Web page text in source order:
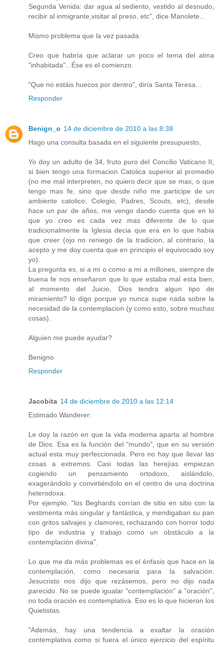
Segunda Venida: dar agua al sediento, vestido al desnudo,
recibir al inmigrante,visitar al preso, etc", dice Manolete...
Mismo problema que la vez pasada.
Creo que habría que aclarar un poco el tema del alma
"inhabitada"...Ése es el comienzo.
"Que no estáis huecos por dentro", diría Santa Teresa...
Responder
Benign_o 14 de diciembre de 2010 a las 8:38
Hago una consulta basada en el siguiente presupuesto,
Yo doy un adulto de 34, fruto puro del Concilio Vaticano II,
si bien tengo una formacion Catolica superior al promedio
(no me mal interpreten, no quiero decir que se mas, o que
tengo mas fe, sino que desde niño me participe de un
ambiente catolico, Colegio, Padres, Scouts, etc), desde
hace un par de años, me vengo dando cuenta que en lo
que yo creo es cada vez mas diferente de lo que
tradicionalmente la Iglesia decia que era en lo que habia
que creer (ojo no reniego de la tradicion, al contrario, la
acepto y me doy cuenta que en principio el equivocado soy
yo).
La pregunta es, si a mi o como a mi a millones, siempre de
buena fe nos enseñaron que lo que estaba mal esta bien,
al momento del Juicio, Dios tendra algun tipo de
miramiento? lo digo porque yo nunca supe nada sobre la
necesidad de la contemplacion (y como esto, sobre muchas
cosas).
Alguien me puede ayudar?
Benigno
Responder
Jacobita 14 de diciembre de 2010 a las 12:14
Estimado Wanderer:
Le doy la razón en que la vida moderna aparta al hombre
de Dios. Esa es la función del "mundo", que en su versión
actual esta muy perfeccionada. Pero no hay que llevar las
cosas a extremos. Casi todas las herejías empiezan
cogiendo un pensamiento ortodoxo, aislándolo,
exagerándolo y convirtiéndolo en el centro de una doctrina
heterodoxa.
Por ejemplo, "los Beghards corrían de sitio en sitio con la
vestimenta más singular y fantástica, y mendigaban su pan
con gritos salvajes y clamores, rechazando con horror todo
tipo de industria y trabajo como un obstáculo a la
contemplación divina".
Lo que me da más problemas es el énfasis que hace en la
contemplación, como necesaria para la salvación.
Jesucristo nos dijo que rezásemos, pero no dijo nada
parecido. No se puede igualar "contemplación" a "oración",
no toda oración es contemplativa. Eso es lo que hicieron los
Quietistas.
"Además, hay una tendencia a exaltar la oración
contemplativa como si fuera el único ejercicio del espíritu